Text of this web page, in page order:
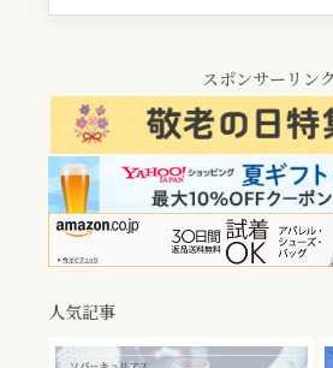
スポンサーリンク
人気記事